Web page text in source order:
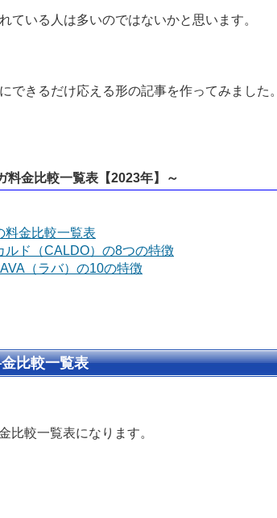
ている人は多いのではないかと思います。
できるだけ応える形の記事を作ってみました。
金比較一覧表【2023年】～
料金比較一覧表
ド（CALDO）の8つの特徴
（ラバ）の10の特徴
比較一覧表
比較一覧表になります。